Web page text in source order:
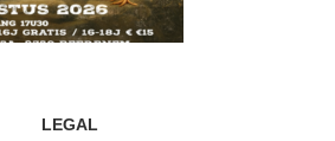
LEGAL